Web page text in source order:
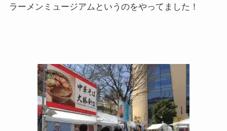
ラーメンミュージアムというのをやってました！